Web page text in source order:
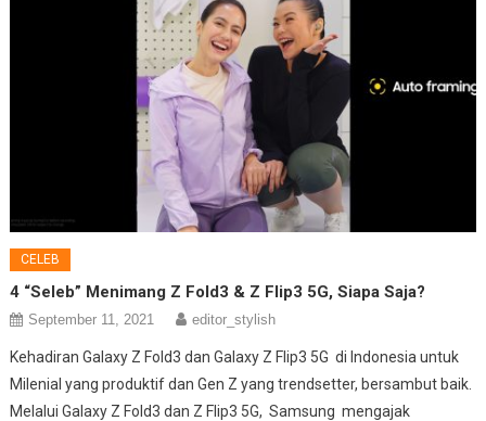
CELEB
4 “Seleb” Menimang Z Fold3 & Z Flip3 5G, Siapa Saja?
September 11, 2021 editor_stylish
Kehadiran Galaxy Z Fold3 dan Galaxy Z Flip3 5G di Indonesia untuk
Milenial yang produktif dan Gen Z yang trendsetter, bersambut baik.
Melalui Galaxy Z Fold3 dan Z Flip3 5G, Samsung mengajak